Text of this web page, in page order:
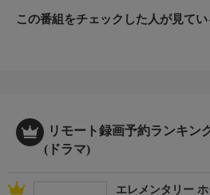
この番組をチェックした人が見てい
リモート録画予約ランキン
(ドラマ)
エレメンタリー